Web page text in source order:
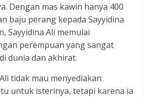
Dengan mas kawin hanya 400
baju perang kepada Sayyidina
Sayyidina Ali memulai
perempuan yang sangat
dunia dan akhirat.
tidak mau menyediakan
untuk isterinya, tetapi karena ia